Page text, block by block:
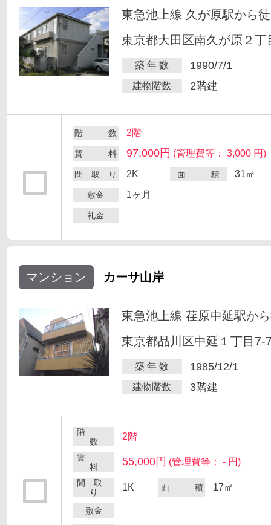
東急池上線 久が原駅から
東京都大田区南久が原２丁
築 年 数 1990/7/1
建物階数 2階建
階 数 2階
賃 料 97,000円 (管理費等： 3,000 円)
間 取 り 2K 面 積 31㎡
敷金 1ヶ月
礼金
マンション カーサ山岸
東急池上線 荏原中延駅か
東京都品川区中延１丁目7-
築 年 数 1985/12/1
建物階数 3階建
階
数
2階
賃
料
55,000円 (管理費等： - 円)
間 取
り
1K 面 積 17㎡
敷金